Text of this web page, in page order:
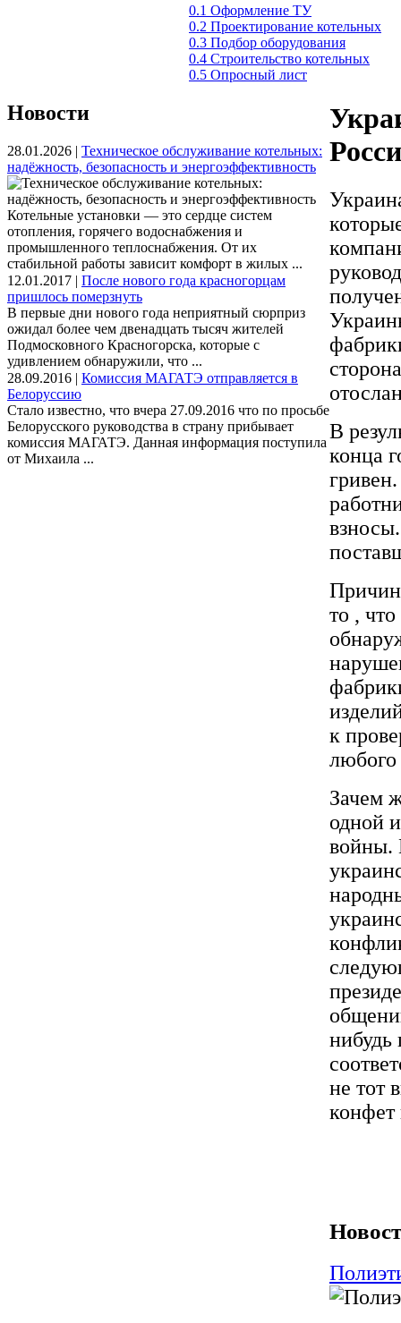
0.1 Оформление ТУ
0.2 Проектирование котельных
0.3 Подбор оборудования
0.4 Строительство котельных
0.5 Опросный лист
Новости
28.01.2026 | Техническое обслуживание котельных:
надёжность, безопасность и энергоэффективность
Котельные установки — это сердце систем
отопления, горячего водоснабжения и
промышленного теплоснабжения. От их
стабильной работы зависит комфорт в жилых ...
12.01.2017 | После нового года красногорцам
пришлось померзнуть
В первые дни нового года неприятный сюрприз
ожидал более чем двенадцать тысяч жителей
Подмосковного Красногорска, которые с
удивлением обнаружили, что ...
28.09.2016 | Комиссия МАГАТЭ отправляется в
Белоруссию
Стало известно, что вчера 27.09.2016 что по просьбе
Белорусского руководства в страну прибывает
комиссия МАГАТЭ. Данная информация поступила
от Михаила ...
В
конца
то ,
к
любого
Зачем
одной
войны.
не тот